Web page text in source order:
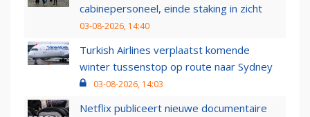
cabinepersoneel, einde staking in zicht
03-08-2026, 14:40
Turkish Airlines verplaatst komende
winter tussenstop op route naar Sydney
03-08-2026, 14:03
Netflix publiceert nieuwe documentaire